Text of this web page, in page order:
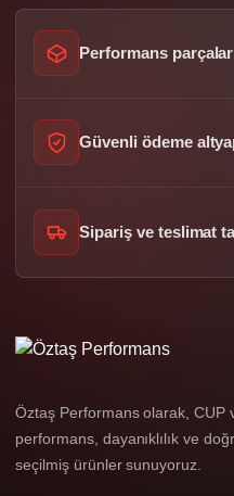
Performans
Güvenli ödeme
Sipariş ve teslimat
Öztaş Performans olarak, CUP
performans, dayanıklılık ve
seçilmiş ürünler sunuyoruz.